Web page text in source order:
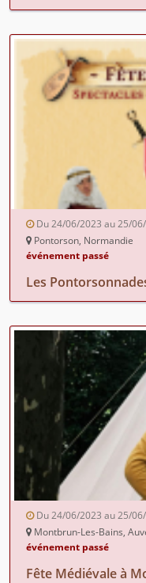
Du 24/06/2023 au 25/
Pontorson, Normandie
événement passé
Les
Du 24/06/2023 au 25/
Montbrun-Les-Bains,
événement passé
Fête Médiévale à